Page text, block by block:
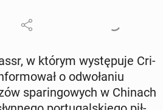
w którym wy­stę­pu­je Cri­
o od­wo­ła­niu
spa­rin­go­wych w Chinach